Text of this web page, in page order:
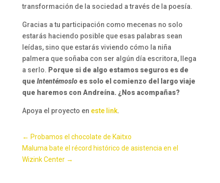
transformación de la sociedad a través de la poesía.
Gracias a tu participación como mecenas no solo
estarás haciendo posible que esas palabras sean
leídas, sino que estarás viviendo cómo la niña
palmera que soñaba con ser algún día escritora, llega
a serlo. Porque si de algo estamos seguros es de
que Intentémosloes solo el comienzo del largo viaje
que haremos con Andreína. ¿Nos acompañas?
Apoya el proyecto en este link.
← Probamos el chocolate de Kaitxo
Maluma bate el récord histórico de asistencia en el
Wizink Center→